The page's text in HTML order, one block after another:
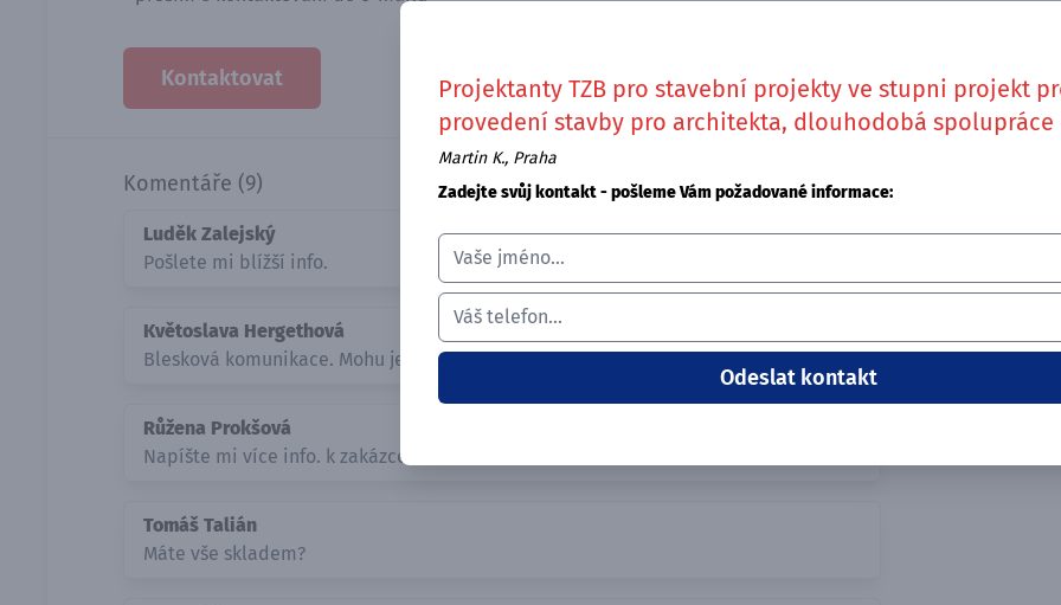
Kontaktovat
Komentáře (9)
Luděk Zalejský
Pošlete mi blížší info.
Květoslava Hergethová
Blesková komunikace. Mohu jen doporučit.
Růžena Prokšová
Napíšte mi více info. k zakázce.
Tomáš Talián
Máte vše skladem?
Projektanty TZB pro stavební projekty ve stupni projekt
provedení stavby pro architekta, dlouhodobá spolupráce
Martin K., Praha
Zadejte svůj kontakt - pošleme Vám požadované informace: